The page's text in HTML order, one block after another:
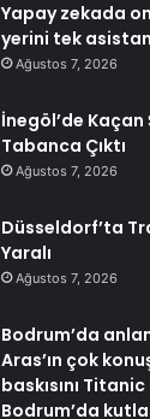
Yapay zekada
yerini tek
Ağustos 7, 2026
İnegöl’de Kaçan
Tabanca Çıktı
Ağustos 7, 2026
Düsseldorf’ta
Yaralı
Ağustos 7, 2026
Bodrum’da
Aras’ın çok
baskısını
Bodrum’da